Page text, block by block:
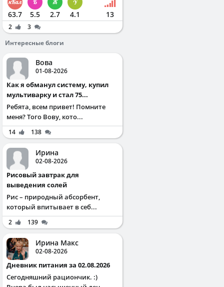
63.7 5.5 2.7 4.1 13
2
3
Интересные блоги
Вова
01-08-2026
Как я обманул систему, купил
мультиварку и стал 75...
Ребята, всем привет! Помните
меня? Того Вову, кото...
14 138
Ирина
02-08-2026
Рисовый завтрак для
выведения солей
Рис – природный абсорбент,
который впитывает в себ...
2 139
Ирина Макс
02-08-2026
Дневник питания за 02.08.2026
Сегодняшний рациончик. :)